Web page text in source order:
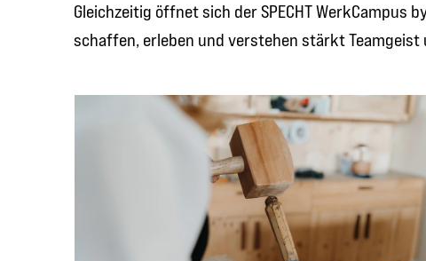
Gleichzeitig öffnet sich der SPECHT WerkCampus
schaffen, erleben und verstehen stärkt